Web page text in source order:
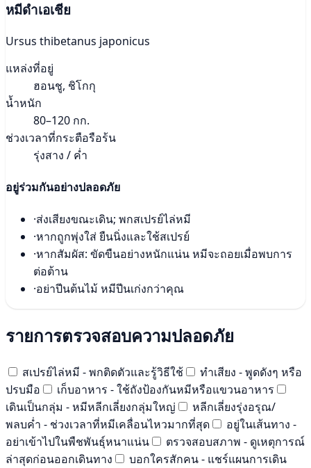
หมีดำเอเชีย
Ursus thibetanus japonicus
แหล่งที่อยู่
ฮอนชู, ชิโกกุ
น้ำหนัก
80–120 กก.
ช่วงเวลาที่กระตือรือร้น
รุ่งสาง / ค่ำ
อยู่ร่วมกันอย่างปลอดภัย
·ส่งเสียงขณะเดิน; พกสเปรย์ไล่หมี
·หากถูกพุ่งใส่ ยืนนิ่งและใช้สเปรย์
·หากสัมผัส: ขัดขืนอย่างหนักแน่น หมีจะถอยเมื่อพบการ
ต่อต้าน
·อย่าปีนต้นไม้ หมีปีนเก่งกว่าคุณ
รายการตรวจสอบความปลอดภัย
สเปรย์ไล่หมี - พกติดตัวและรู้วิธีใช้
ทำเสียง - พูดดังๆ หรือ
ปรบมือ
เก็บอาหาร - ใช้ถังป้องกันหมีหรือแขวนอาหาร
เดินเป็นกลุ่ม - หมีหลีกเลี่ยงกลุ่มใหญ่
หลีกเลี่ยงรุ่งอรุณ/
พลบค่ำ - ช่วงเวลาที่หมีเคลื่อนไหวมากที่สุด
อยู่ในเส้นทาง -
อย่าเข้าไปในพืชพันธุ์หนาแน่น
ตรวจสอบสภาพ - ดูเหตุการณ์
ล่าสุดก่อนออกเดินทาง
บอกใครสักคน - แชร์แผนการเดิน